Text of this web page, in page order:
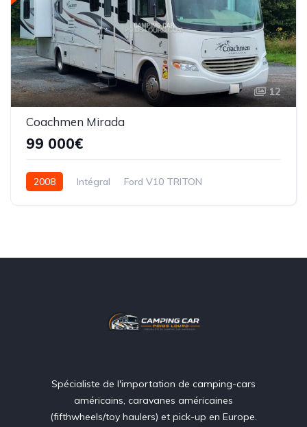
12
Coachmen Mirada
99 000€
2008 Intégral
Ford V10 TRITON
Spécialiste de l'importation de camping-cars
américains, caravanes américaines
(fifthwheels/toy haulers) et pick-up en Europe.